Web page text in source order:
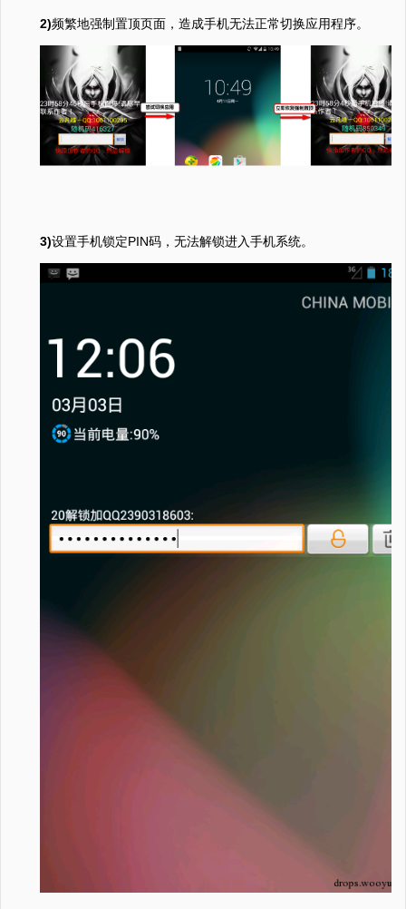
2)频繁地强制置顶页面，造成手机无法正常切换应用程序。
3)设置手机锁定PIN码，无法解锁进入手机系统。